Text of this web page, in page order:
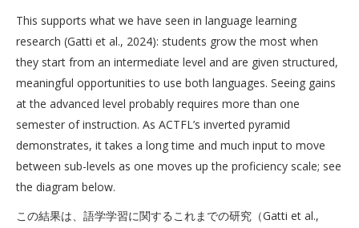
This supports what we have seen in language learning
research (Gatti et al., 2024): students grow the most when
they start from an intermediate level and are given structured,
meaningful opportunities to use both languages. Seeing gains
at the advanced level probably requires more than one
semester of instruction. As ACTFL’s inverted pyramid
demonstrates, it takes a long time and much input to move
between sub-levels as one moves up the proficiency scale; see
the diagram below.
この結果は、語学学習に関するこれまでの研究（Gatti et al.,